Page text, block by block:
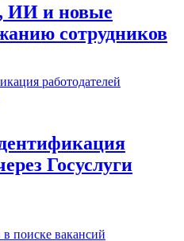
ИИ и новые
сотрудников
Госуслуги